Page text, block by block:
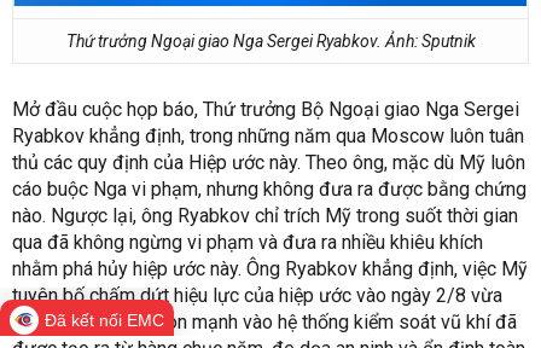
Thứ trưởng Ngoại giao Nga Sergei Ryabkov. Ảnh: Sputnik
Mở đầu cuộc họp báo, Thứ trưởng Bộ Ngoại giao Nga Sergei
Ryabkov khẳng định, trong những năm qua Moscow luôn tuân
thủ các quy định của Hiệp ước này. Theo ông, mặc dù Mỹ luôn
cáo buộc Nga vi phạm, nhưng không đưa ra được bằng chứng
nào. Ngược lại, ông Ryabkov chỉ trích Mỹ trong suốt thời gian
qua đã không ngừng vi phạm và đưa ra nhiều khiêu khích
nhằm phá hủy hiệp ước này. Ông Ryabkov khẳng định, việc Mỹ
tuyên bố chấm dứt hiệu lực của hiệp ước vào ngày 2/8 vừa
qua là giáng một đòn mạnh vào hệ thống kiểm soát vũ khí đã
Đã kết nối EMC